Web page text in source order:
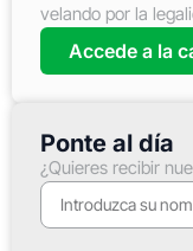
velando por la
Accede a la
Ponte al día
¿Quieres recibir